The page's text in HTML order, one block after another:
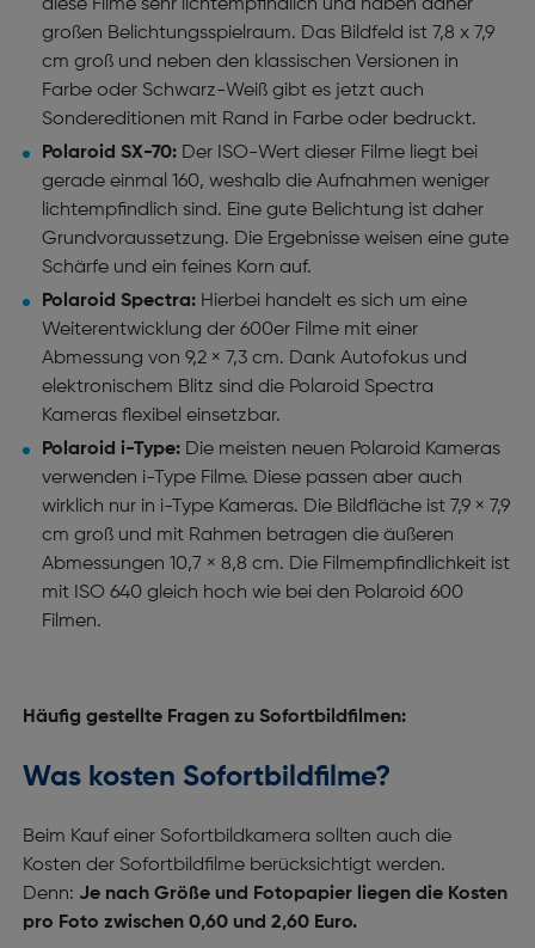
diese Filme sehr lichtempfindlich und haben daher
großen Belichtungsspielraum. Das Bildfeld ist 7,8 x 7,9
cm groß und neben den klassischen Versionen in
Farbe oder Schwarz-Weiß gibt es jetzt auch
Sondereditionen mit Rand in Farbe oder bedruckt.
Polaroid SX-70: Der ISO-Wert dieser Filme liegt bei
gerade einmal 160, weshalb die Aufnahmen weniger
lichtempfindlich sind. Eine gute Belichtung ist daher
Grundvoraussetzung. Die Ergebnisse weisen eine gute
Schärfe und ein feines Korn auf.
Polaroid Spectra: Hierbei handelt es sich um eine
Weiterentwicklung der 600er Filme mit einer
Abmessung von 9,2 × 7,3 cm. Dank Autofokus und
elektronischem Blitz sind die Polaroid Spectra
Kameras flexibel einsetzbar.
Polaroid i-Type: Die meisten neuen Polaroid Kameras
verwenden i-Type Filme. Diese passen aber auch
wirklich nur in i-Type Kameras. Die Bildfläche ist 7,9 × 7,9
cm groß und mit Rahmen betragen die äußeren
Abmessungen 10,7 × 8,8 cm. Die Filmempfindlichkeit ist
mit ISO 640 gleich hoch wie bei den Polaroid 600
Filmen.
Häufig gestellte Fragen zu Sofortbildfilmen:
Was kosten Sofortbildfilme?
Beim Kauf einer Sofortbildkamera sollten auch die
Kosten der Sofortbildfilme berücksichtigt werden.
Denn: Je nach Größe und Fotopapier liegen die Kosten
pro Foto zwischen 0,60 und 2,60 Euro.